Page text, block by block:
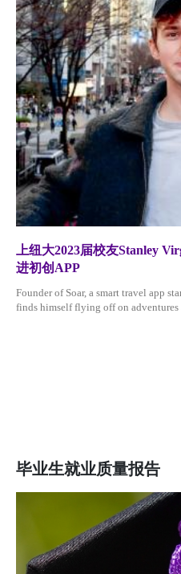
上纽大2023届校友Stanley
进初创APP
Founder of Soar, a smart travel app
finds himself flying off on
毕业生就业质量报告